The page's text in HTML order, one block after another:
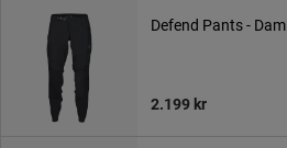
Defend Pants - Dam
2.199 kr